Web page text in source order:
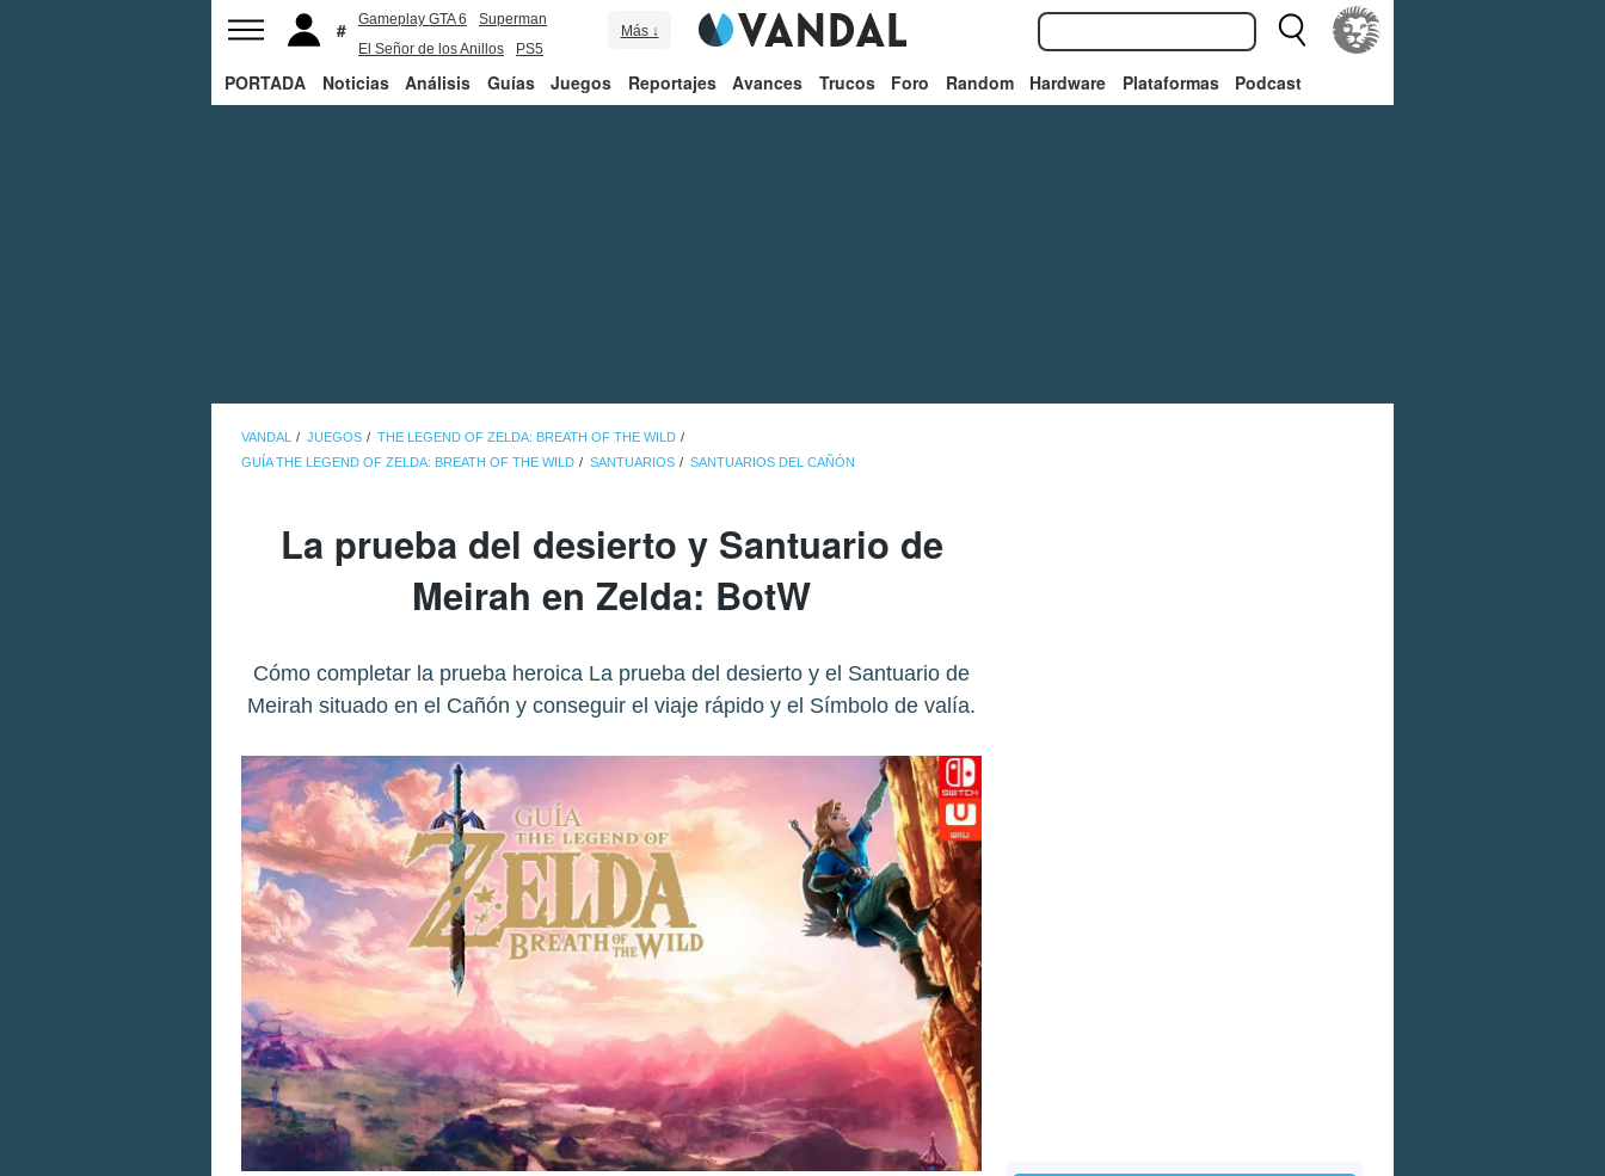
Gameplay GTA 6
Superman
El Señor de los Anillos
PS5
Más ↓
PORTADA Noticias Análisis Guías Juegos Reportajes Avances Trucos Foro Random Hardware Plataformas Podcast
VANDAL JUEGOS
THE LEGEND OF ZELDA: BREATH OF THE WILD
GUÍA THE LEGEND OF ZELDA: BREATH OF THE WILD
SANTUARIOS SANTUARIOS DEL CAÑÓN
La prueba del desierto y Santuario de
Meirah en Zelda: BotW
Cómo completar la prueba heroica La prueba del desierto y el Santuario de
Meirah situado en el Cañón y conseguir el viaje rápido y el Símbolo de valía.